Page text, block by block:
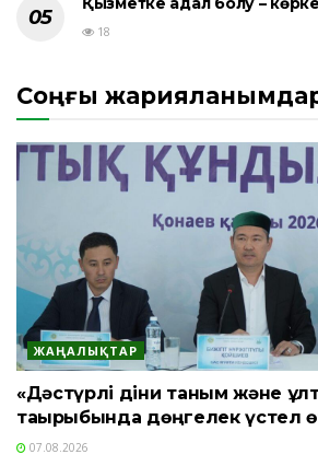
18
Соңғы
ЖАҢАЛЫҚТАР
«Дәстүрлі діни таным және
тақырыбында дөңгелек үстел
07.08.2026